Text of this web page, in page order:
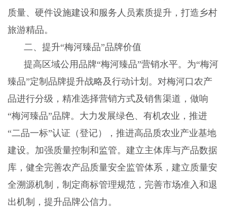
质量、硬件设施建设和服务人员素质提升，打造乡村
旅游精品。
二、提升“梅河臻品”品牌价值
提高区域公用品牌“梅河臻品”营销水平。为“梅河
臻品”定制品牌提升战略及行动计划。对梅河口农产
品进行分级，精准选择营销方式及销售渠道，做响
“梅河臻品”品牌。大力发展绿色、有机农业，推进
“二品一标”认证（登记），推进高品质农业产业基地
建设。加强质量控制和监管。建立主体库与产品数据
库，健全完善农产品质量安全监管体系，建立质量安
全溯源机制，制定商标管理规范，完善市场准入和退
出机制，提升品牌公信力。